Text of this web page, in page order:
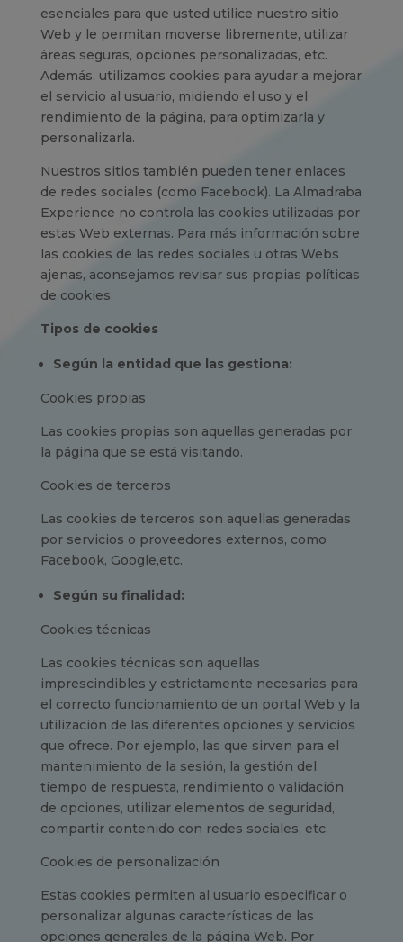
esenciales para que usted utilice nuestro sitio
Web y le permitan moverse libremente, utilizar
áreas seguras, opciones personalizadas, etc.
Además, utilizamos cookies para ayudar a mejorar
el servicio al usuario, midiendo el uso y el
rendimiento de la página, para optimizarla y
personalizarla.
Nuestros sitios también pueden tener enlaces
de redes sociales (como Facebook). La Almadraba
Experience no controla las cookies utilizadas por
estas Web externas. Para más información sobre
las cookies de las redes sociales u otras Webs
ajenas, aconsejamos revisar sus propias políticas
de cookies.
Tipos de cookies
Según la entidad que las gestiona:
Cookies propias
Las cookies propias son aquellas generadas por
la página que se está visitando.
Cookies de terceros
Las cookies de terceros son aquellas generadas
por servicios o proveedores externos, como
Facebook, Google,etc.
Según su finalidad:
Cookies técnicas
Las cookies técnicas son aquellas
imprescindibles y estrictamente necesarias para
el correcto funcionamiento de un portal Web y la
utilización de las diferentes opciones y servicios
que ofrece. Por ejemplo, las que sirven para el
mantenimiento de la sesión, la gestión del
tiempo de respuesta, rendimiento o validación
de opciones, utilizar elementos de seguridad,
compartir contenido con redes sociales, etc.
Cookies de personalización
Estas cookies permiten al usuario especificar o
personalizar algunas características de las
opciones generales de la página Web. Por